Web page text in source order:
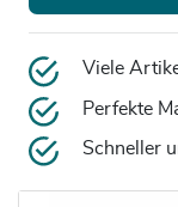
Viele
Perfekte
Schneller